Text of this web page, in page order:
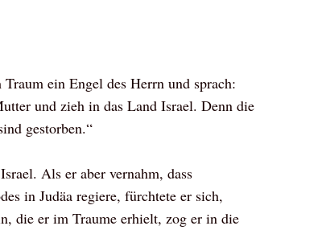
ein Engel des Herrn und sprach:
und zieh in das Land Israel. Denn die
gestorben.“
Als er aber vernahm, dass
in Judäa regiere, fürchtete er sich,
die er im Traume erhielt, zog er in die